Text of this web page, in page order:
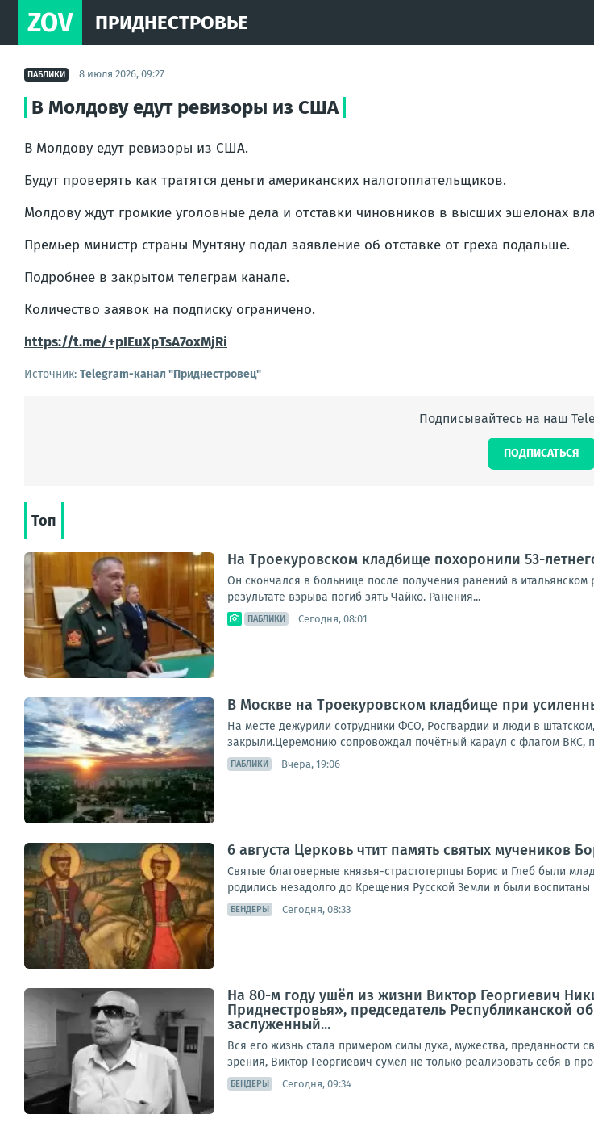
ZOV ПРИДНЕСТРОВЬЕ
ПАБЛИКИ 8 июля 2026, 09:27
В Молдову едут ревизоры из США
В Молдову едут ревизоры из США.
Будут проверять как тратятся деньги американских налогоплательщиков.
Молдову ждут громкие уголовные дела и отставки чиновников в высших эшелонах
Премьер министр страны Мунтяну подал заявление об отставке от греха подальше.
Подробнее в закрытом телеграм канале.
Количество заявок на подписку ограничено.
https://t.me/+pIEuXpTsA7oxMjRi
Источник: Telegram-канал "Приднестровец"
Подписывайтесь на наш
ПОДПИСАТЬСЯ
Топ
На Троекуровском кладбище похоронили 53-
Он скончался в больнице после получения ранений в
результате взрыва погиб зять Чайко. Ранения...
ПАБЛИКИ Сегодня, 08:01
В Москве на Троекуровском кладбище при
На месте дежурили сотрудники ФСО, Росгвардии и люди в
закрыли.Церемонию сопровождал почётный караул с флагом ВКС,
ПАБЛИКИ Вчера, 19:06
6 августа Церковь чтит память святых мучеников
Святые благоверные князья-страстотерпцы Борис и Глеб были
родились незадолго до Крещения Русской Земли и были
БЕНДЕРЫ Сегодня, 08:33
На 80-м году ушёл из жизни Виктор Георгиевич
Приднестровья», председатель Республиканской
заслуженный...
Вся его жизнь стала примером силы духа, мужества,
зрения, Виктор Георгиевич сумел не только реализовать себя в
БЕНДЕРЫ Сегодня, 09:34